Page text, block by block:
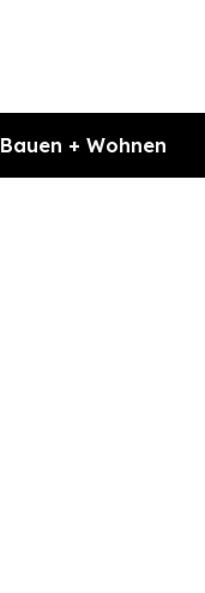
Bauen + Wohnen